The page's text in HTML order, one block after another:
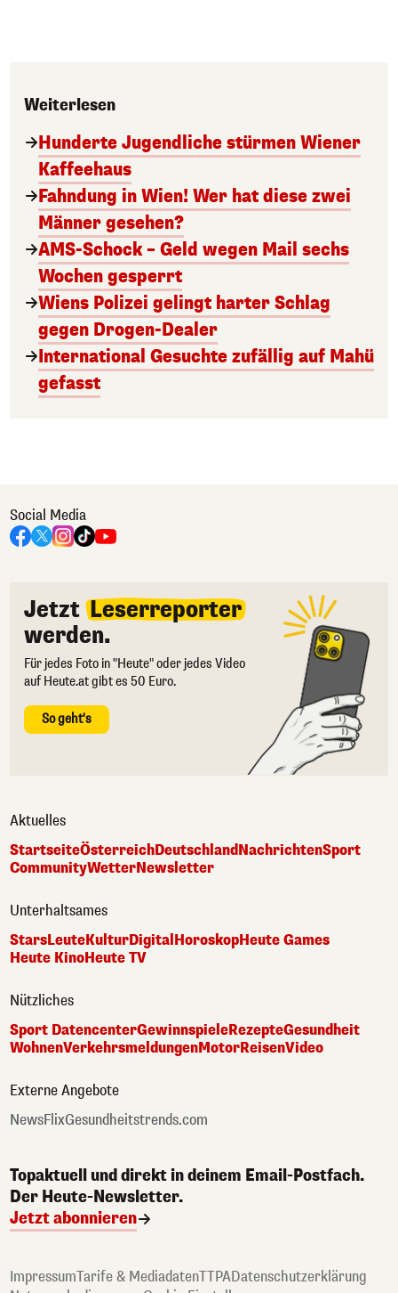
Weiterlesen
Hunderte Jugendliche stürmen Wiener
Kaffeehaus
Fahndung in Wien! Wer hat diese zwei
Männer gesehen?
AMS-Schock – Geld wegen Mail sechs
Wochen gesperrt
Wiens Polizei gelingt harter Schlag
gegen Drogen-Dealer
International Gesuchte zufällig auf Mahü
gefasst
Social Media
Jetzt Leserreporter
werden.
Für jedes Foto in "Heute" oder jedes Video
auf Heute.at gibt es 50 Euro.
So geht's
Aktuelles
StartseiteÖsterreichDeutschlandNachrichtenSport
CommunityWetterNewsletter
Unterhaltsames
StarsLeuteKulturDigitalHoroskopHeute Games
Heute KinoHeute TV
Nützliches
Sport DatencenterGewinnspieleRezepteGesundheit
WohnenVerkehrsmeldungenMotorReisenVideo
Externe Angebote
NewsFlixGesundheitstrends.com
Topaktuell und direkt in deinem Email-Postfach.
Der Heute-Newsletter.
Jetzt abonnieren
ImpressumTarife & MediadatenTTPADatenschutzerklärung